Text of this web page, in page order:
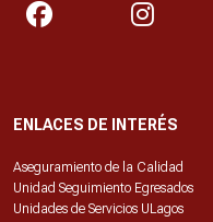
ENLACES DE INTERÉS
Aseguramiento de la Calidad
Unidad Seguimiento Egresados
Unidades de Servicios ULagos